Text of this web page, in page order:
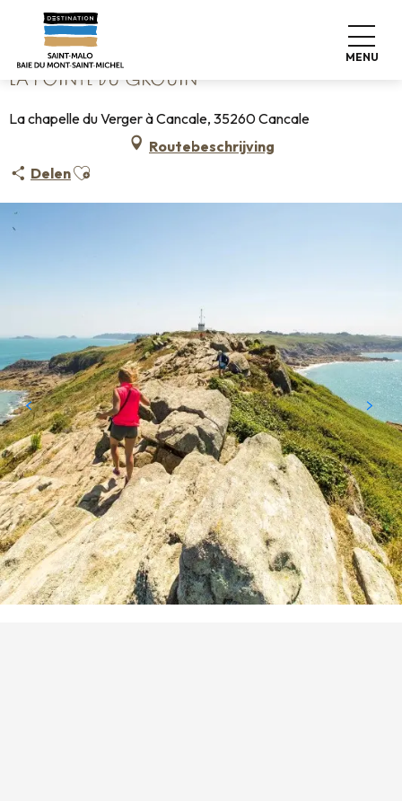
contenu
principal
MENU
Home La pointe du Grouin
LA POINTE DU GROUIN
La chapelle du Verger à Cancale, 35260 Cancale
Routebeschrijving
DelenAjouter aux favoris